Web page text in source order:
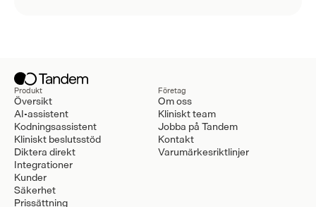
Produkt
Översikt
AI-assistent
Kodningsassistent
Kliniskt beslutsstöd
Diktera direkt
Integrationer
Kunder
Säkerhet
Prissättning
Företag
Om oss
Kliniskt team
Jobba på Tandem
Kontakt
Varumärkesriktlinjer